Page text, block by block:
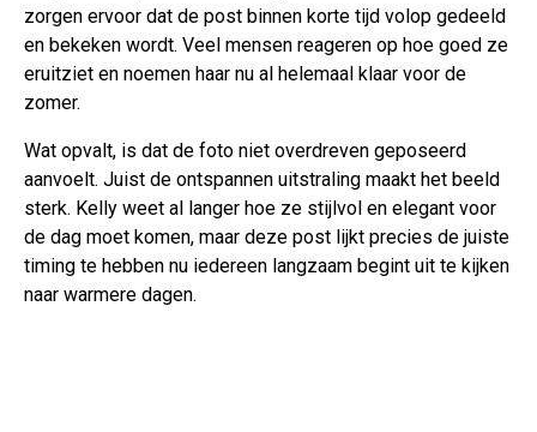
zorgen ervoor dat de post binnen korte tijd volop gedeeld
en bekeken wordt. Veel mensen reageren op hoe goed ze
eruitziet en noemen haar nu al helemaal klaar voor de
zomer.
Wat opvalt, is dat de foto niet overdreven geposeerd
aanvoelt. Juist de ontspannen uitstraling maakt het beeld
sterk. Kelly weet al langer hoe ze stijlvol en elegant voor
de dag moet komen, maar deze post lijkt precies de juiste
timing te hebben nu iedereen langzaam begint uit te kijken
naar warmere dagen.